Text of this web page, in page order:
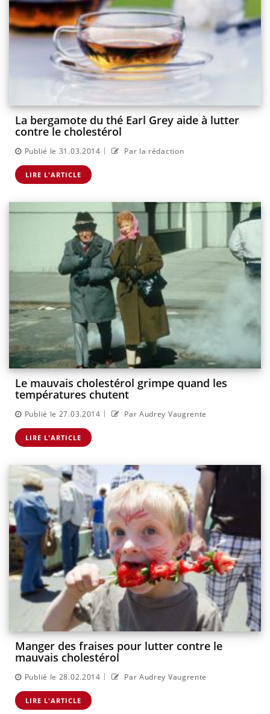
La bergamote du thé Earl Grey aide à lutter
contre le cholestérol
Publié le 31.03.2014 | Par la rédaction
LIRE L'ARTICLE
Le mauvais cholestérol grimpe quand les
températures chutent
Publié le 27.03.2014 | Par Audrey Vaugrente
LIRE L'ARTICLE
Manger des fraises pour lutter contre le
mauvais cholestérol
Publié le 28.02.2014 | Par Audrey Vaugrente
LIRE L'ARTICLE